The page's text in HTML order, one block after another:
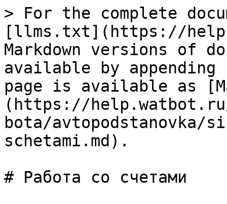
> For the complete
[llms.txt](https://
Markdown versions of
available by
page is available as
(https://
bota/avtopodstanovka/
schetami.md).
# Работа со счетами